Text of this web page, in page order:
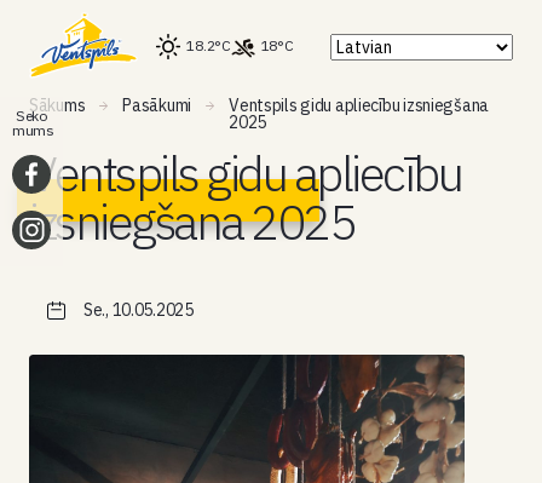
18.2°C 18°C
Sākums Pasākumi Ventspils gidu apliecību izsniegšana
2025
Ventspils gidu apliecību
izsniegšana 2025
Se., 10.05.2025
Seko
mums